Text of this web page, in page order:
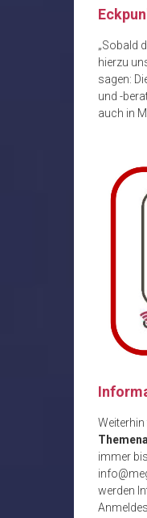
„Sobald
hierzu
sagen:
und -
auch in
immer
werden